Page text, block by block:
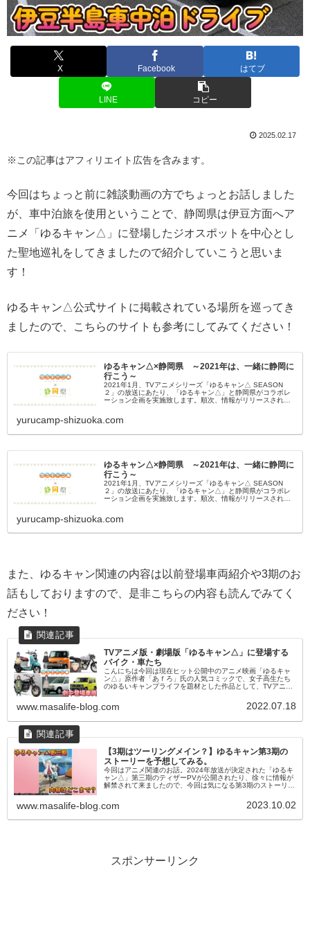
X Facebook はてブ
LINE コピー
2025.02.17
※この記事はアフィリエイト広告を含みます。
今回はちょっと前に雑談動画の方でちょっとお話しました
が、車中泊旅を使用ということで、静岡県は伊豆方面へア
ニメ「ゆるキャン△」に登場したジオスポットを中心とし
た聖地巡礼をしてきましたので紹介していこうと思いま
す！
ゆるキャン△公式サイトに掲載されている場所を巡ってき
ましたので、こちらのサイトも参考にしてみてください！
ゆるキャン△×静岡県 ～2021年は、一緒に静岡に
行こう～
2021年1月、TVアニメシリーズ「ゆるキャン△ SEASON
２」の放送にあたり、「ゆるキャン△」と静岡県がコラボレ
ーション企画を実施致します。順次、情報がリリースされま
yurucamp-shizuoka.com
ゆるキャン△×静岡県 ～2021年は、一緒に静岡に
行こう～
2021年1月、TVアニメシリーズ「ゆるキャン△ SEASON
２」の放送にあたり、「ゆるキャン△」と静岡県がコラボレ
ーション企画を実施致します。順次、情報がリリースされま
yurucamp-shizuoka.com
また、ゆるキャン関連の内容は以前登場車両紹介や3期のお
話もしておりますので、是非こちらの内容も読んでみてく
ださい！
TVアニメ版・劇場版「ゆるキャン△」に登場する
バイク・車たち
こんにちは今回は現在ヒット公開中のアニメ映画「ゆるキャ
ン△」原作者「あｆろ」氏の人気コミックで、女子高生たち
のゆるいキャンプライフを題材とした作品として、TVアニメ
www.masalife-blog.com 2022.07.18
【3期はツーリングメイン？】ゆるキャン第3期の
ストーリーを予想してみる。
今回はアニメ関連のお話。2024年放送が決定された「ゆるキ
ャン△」第三期のティザーPVが公開されたり、徐々に情報が
解禁されて来ましたので、今回は気になる第3期のストーリー
www.masalife-blog.com 2023.10.02
スポンサーリンク